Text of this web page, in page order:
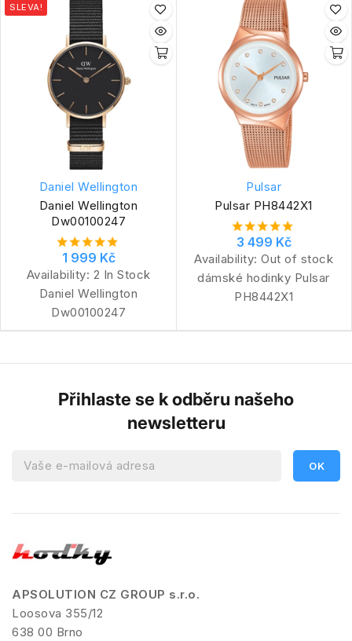
SLEVA!
Daniel Wellington
Daniel Wellington
Dw00100247
1 999 Kč
Availability: 2 In Stock
Daniel Wellington
Dw00100247
Pulsar
Pulsar PH8442X1
3 499 Kč
Availability: Out of stock
dámské hodinky Pulsar
PH8442X1
Přihlaste se k odběru našeho
newsletteru
APSOLUTION CZ GROUP s.r.o.
Loosova 355/12
638 00 Brno